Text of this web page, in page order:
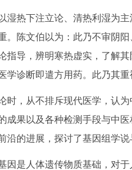
热下注立论、清热利湿为
。陈文伯以为：此乃不审阴
指导，辨明寒热虚实，了解
诊断即遣方用药。此乃其重
，从不排斥现代医学，认
成果以及各种检测手段与中
沿的进展，探讨了基因组学说
是人体遗传物质基础，对